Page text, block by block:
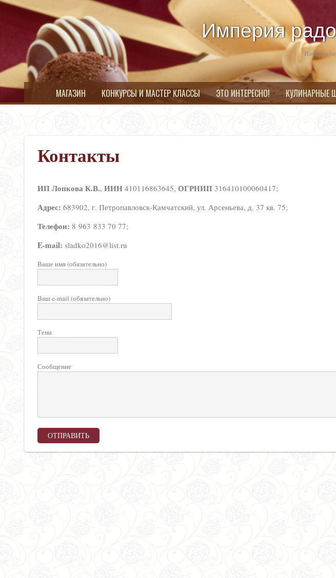
Империя
Империя
МАГАЗИН КОНКУРСЫ И МАСТЕР КЛАССЫ ЭТО ИНТЕРЕСНО! КУЛИНАРНЫЕ
Контакты
ИП Лопкова К.В., ИНН410116863645,ОГРНИП 316410100060417;
Адрес:683902, г. Петропавловск-Камчатский, ул. Арсеньева, д. 37 кв. 75;
Телефон: 8 963 833 70 77;
E-mail: sladko2016@list.ru
Ваше имя (обязательно)
Ваш e-mail (обязательно)
Тема
Сообщение